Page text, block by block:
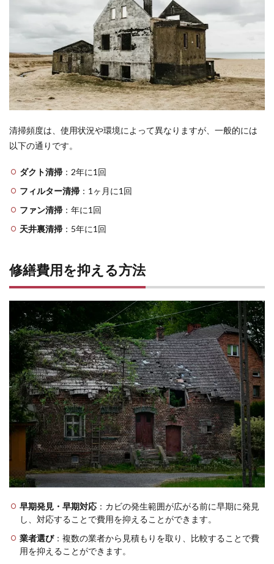
清掃頻度は、使用状況や環境によって異なりますが、一般的には
以下の通りです。
ダクト清掃 ：2年に1回
フィルター清掃 ：1ヶ月に1回
ファン清掃 ：年に1回
天井裏清掃 ：5年に1回
修繕費用を抑える方法
早期発見・早期対応 ：カビの発生範囲が広がる前に早期に発見
し、対応することで費用を抑えることができます。
業者選び：複数の業者から見積もりを取り、比較することで費
用を抑えることができます。